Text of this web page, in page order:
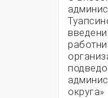
округа»